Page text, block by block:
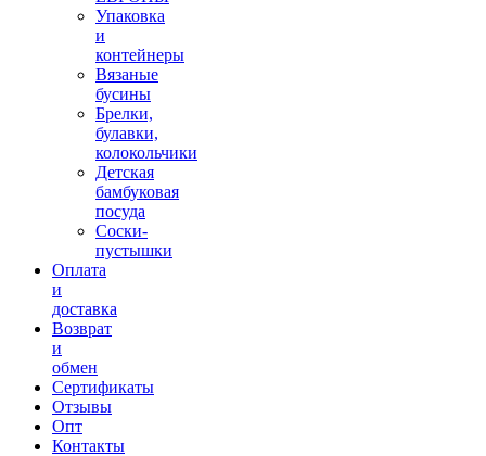
Упаковка
и
контейнеры
Вязаные
бусины
Брелки,
булавки,
колокольчики
Детская
бамбуковая
посуда
Соски-
пустышки
Оплата
и
доставка
Возврат
и
обмен
Сертификаты
Отзывы
Опт
Контакты